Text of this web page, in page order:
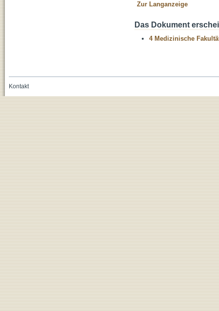
Zur Langanzeige
Das Dokument
4 Medizinische
Kontakt